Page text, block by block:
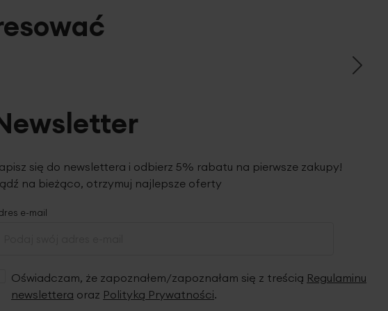
się do newslettera i odbierz 5% rabatu na pierwsze zakupy!
na bieżąco, otrzymuj najlepsze oferty
e-mail
Oświadczam, że zapoznałem/zapoznałam się z treścią Regulaminu
newslettera oraz Polityką Prywatności.